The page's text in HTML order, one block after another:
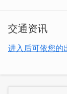
「经典咖啡拿铁
交通资讯
进入后可依您的